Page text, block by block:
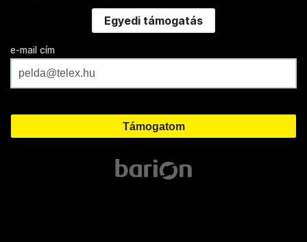
Egyedi támogatás
e-mail cím